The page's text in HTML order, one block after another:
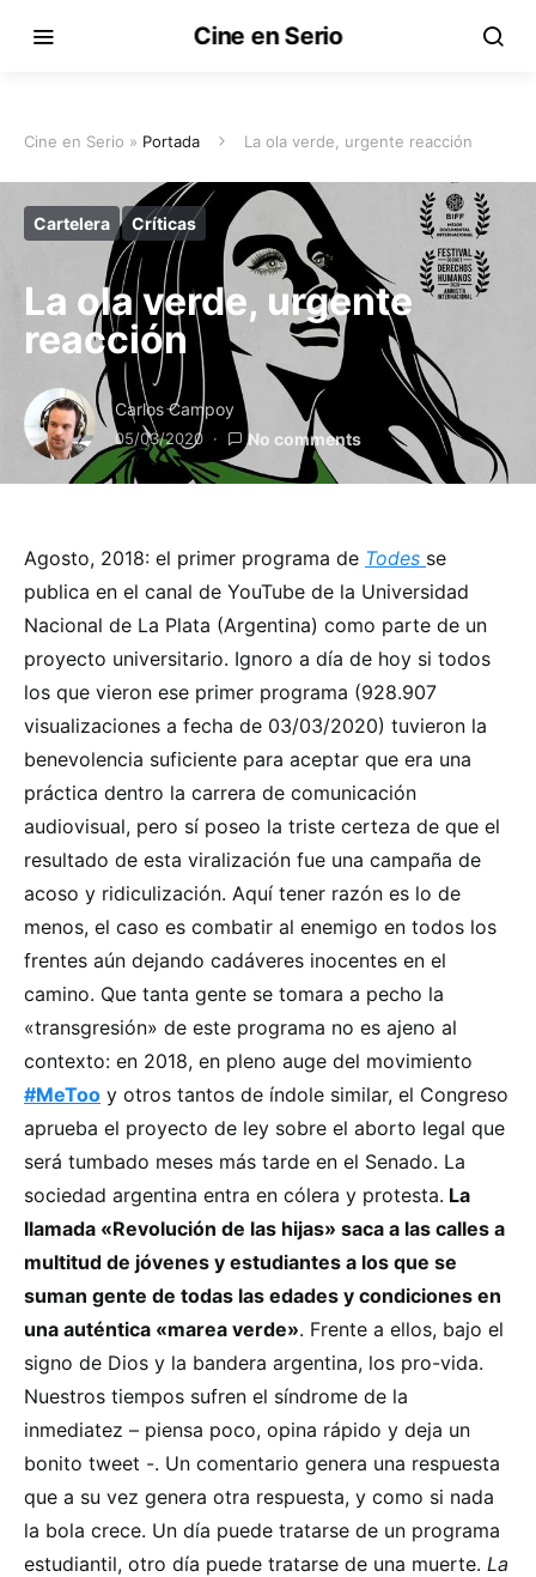
Cine en Serio
Cine en Serio » Portada La ola verde, urgente reacción
Cartelera Críticas
La ola verde, urgente
reacción
Carlos Campoy
05/03/2020 No comments
Agosto, 2018: el primer programa de Todes se
publica en el canal de YouTube de la Universidad
Nacional de La Plata (Argentina) como parte de un
proyecto universitario. Ignoro a día de hoy si todos
los que vieron ese primer programa (928.907
visualizaciones a fecha de 03/03/2020) tuvieron la
benevolencia suficiente para aceptar que era una
práctica dentro la carrera de comunicación
audiovisual, pero sí poseo la triste certeza de que el
resultado de esta viralización fue una campaña de
acoso y ridiculización. Aquí tener razón es lo de
menos, el caso es combatir al enemigo en todos los
frentes aún dejando cadáveres inocentes en el
camino. Que tanta gente se tomara a pecho la
«transgresión» de este programa no es ajeno al
contexto: en 2018, en pleno auge del movimiento
#MeToo y otros tantos de índole similar, el Congreso
aprueba el proyecto de ley sobre el aborto legal que
será tumbado meses más tarde en el Senado. La
sociedad argentina entra en cólera y protesta. La
llamada «Revolución de las hijas» saca a las calles a
multitud de jóvenes y estudiantes a los que se
suman gente de todas las edades y condiciones en
una auténtica «marea verde». Frente a ellos, bajo el
signo de Dios y la bandera argentina, los pro-vida.
Nuestros tiempos sufren el síndrome de la
inmediatez – piensa poco, opina rápido y deja un
bonito tweet -. Un comentario genera una respuesta
que a su vez genera otra respuesta, y como si nada
la bola crece. Un día puede tratarse de un programa
estudiantil, otro día puede tratarse de una muerte. La